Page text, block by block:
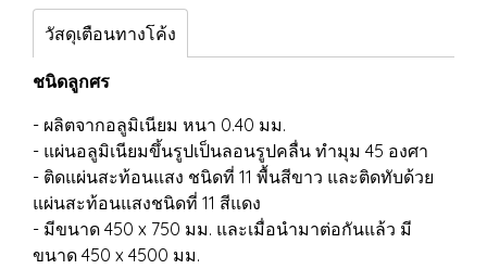
วัสดุเตือนทางโค้ง
ชนิดลูกศร
- ผลิตจากอลูมิเนียม หนา 0.40 มม.
- แผ่นอลูมิเนียมขึ้นรูปเป็นลอนรูปคลื่น ทำมุม 45 องศา
- ติดแผ่นสะท้อนแสง ชนิดที่ 11 พื้นสีขาว และติดทับด้วย
แผ่นสะท้อนแสงชนิดที่ 11 สีแดง
- มีขนาด 450 x 750 มม. และเมื่อนำมาต่อกันแล้ว มี
ขนาด 450 x 4500 มม.